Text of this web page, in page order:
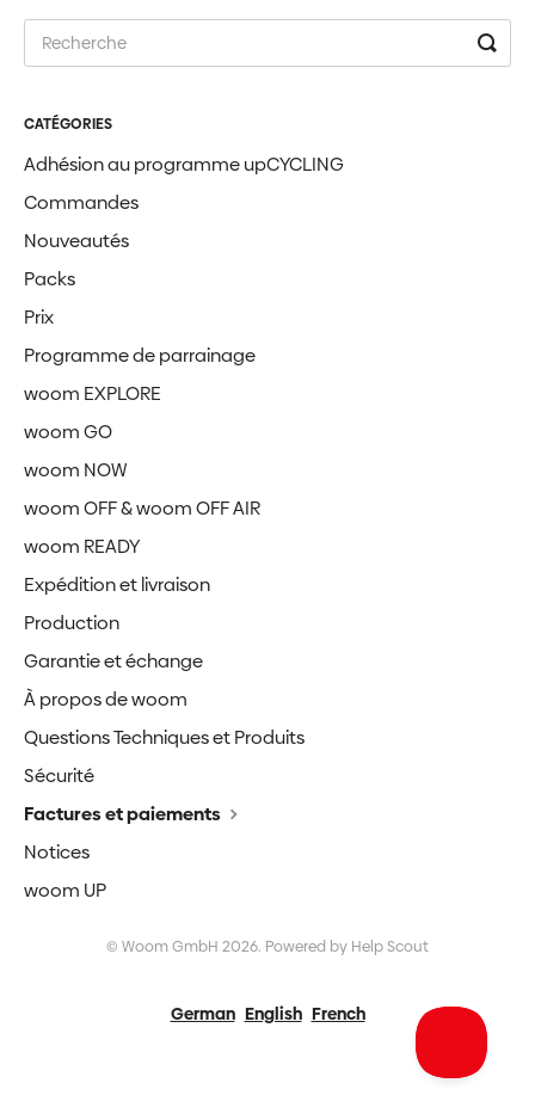
CATÉGORIES
Adhésion au programme upCYCLING
Commandes
Nouveautés
Packs
Prix
Programme de parrainage
woom EXPLORE
woom GO
woom NOW
woom OFF & woom OFF AIR
woom READY
Expédition et livraison
Production
Garantie et échange
À propos de woom
Questions Techniques et Produits
Sécurité
Factures et paiements
Notices
woom UP
© Woom GmbH 2026. Powered by Help Scout
German English French